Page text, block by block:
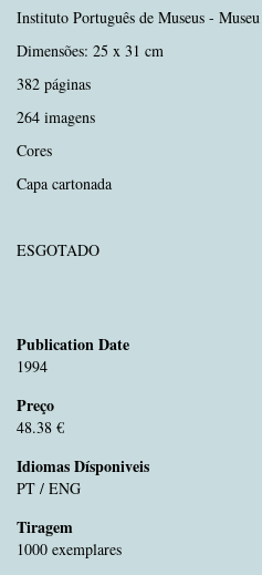
Instituto Português de Museus -
Dimensões: 25 x 31 cm
382 páginas
264 imagens
Cores
Capa cartonada
ESGOTADO
Publication Date
1994
Preço
48.38 €
Idiomas Dísponiveis
PT / ENG
Tiragem
1000 exemplares